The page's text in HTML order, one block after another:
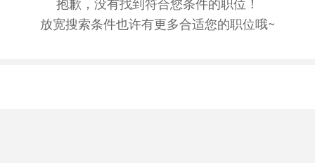
放宽搜索条件也许有更多合适您的职位哦~